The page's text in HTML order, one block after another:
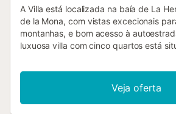
A Villa está localizada na baía de La
de la Mona, com vistas excecionais
montanhas, e bom acesso à
luxuosa villa com cinco quartos está
através de um portão seguro e
áreas arborizadas de pinheiros.
e bastante excecionais para o mar
Herradura, com as montanhas ao
Veja oferta